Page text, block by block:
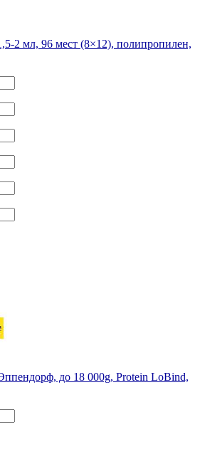
2 мл, 96 мест (8×12), полипропилен,
до 18 000g, Protein LoBind,